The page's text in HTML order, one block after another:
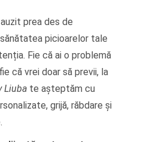
prea des de
picioarelor tale
Fie că ai o problemă
că vrei doar să previi, la
Liuba te așteptăm cu
grijă, răbdare și